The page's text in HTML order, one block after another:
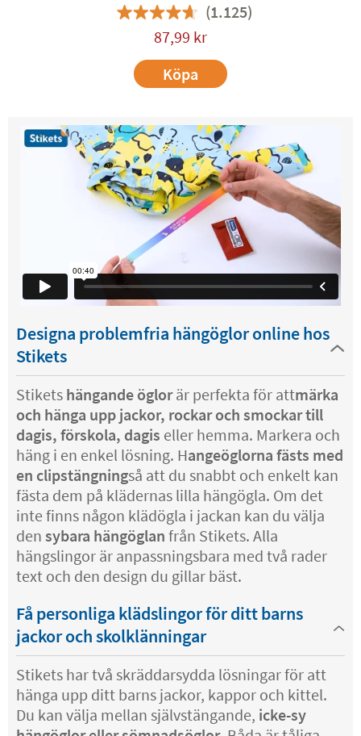
(1.125)
87,99 kr
Köpa
Designa problemfria hängöglor online hos
Stikets
Stikets hängande öglorär perfekta för attmärka
och hänga upp jackor, rockar och smockar till
dagis, förskola, dagis eller hemma. Markera och
häng i en enkel lösning. Hangeöglorna fästs med
en clipstängningså att du snabbt och enkelt kan
fästa dem på klädernas lilla hängögla. Om det
inte finns någon klädögla i jackan kan du välja
den sybara hängöglan från Stikets. Alla
hängslingor är anpassningsbara med två rader
text och den design du gillar bäst.
Få personliga klädslingor för ditt barns
jackor och skolklänningar
Stikets har två skräddarsydda lösningar för att
hänga upp ditt barns jackor, kappor och kittel.
Du kan välja mellan självstängande, icke-sy